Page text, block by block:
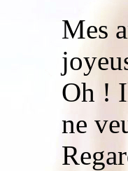
Mes
Oh !
ne